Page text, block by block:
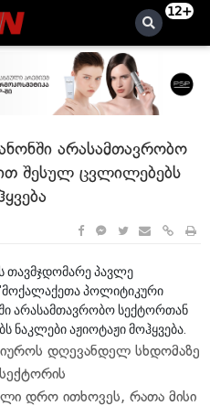
12+
არასამთავრობო
შესულ ცვლილებებს
თავმჯდომარე პავლე
პოლიტიკური
არასამთავრობო სექტორთან
ნაკლები აჟიოტაჟი მოჰყვება.
დღევანდელ სხდომაზე
დრო ითხოვეს, რათა მისი